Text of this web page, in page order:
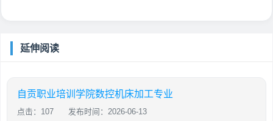
延伸阅读
自贡职业培训学院数控机床加工专业
点击：107 发布时间：2026-06-13